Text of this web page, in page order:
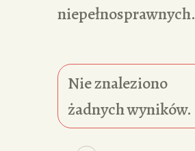
niepełnosprawnych.
Nie znaleziono
żadnych wyników.